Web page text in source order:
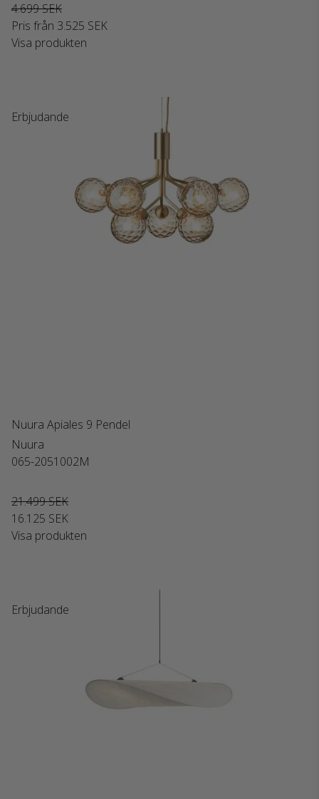
4.699 SEK
Pris från 3.525 SEK
Visa produkten
Erbjudande
Nuura Apiales 9 Pendel
Nuura
065-2051002M
21.499 SEK
16.125 SEK
Visa produkten
Erbjudande